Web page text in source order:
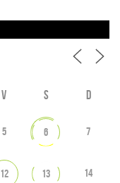
V S D
5 6 7
12 13 14